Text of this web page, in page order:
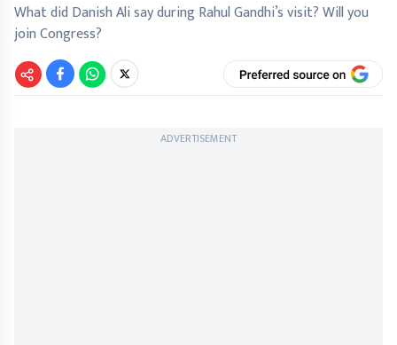
What did Danish Ali say during Rahul Gandhi’s visit? Will you
join Congress?
ADVERTISEMENT